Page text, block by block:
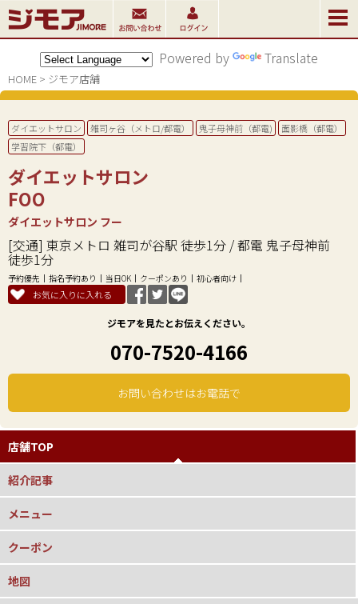
Powered by Translate
HOME > ジモア店舗
ダイエットサロン 雑司ヶ谷（メトロ/都電） 鬼子母神前（都電)
面影橋（都電）
学習院下（都電）
ダイエットサロン
FOO
ダイエットサロン フー
[交通] 東京メトロ 雑司が谷駅 徒歩1分 / 都電 鬼子母神前
徒歩1分
予約優先 指名予約あり 当日OK クーポンあり 初心者向け
お気に入りに入れる
ジモアを見たとお伝えください。
070-7520-4166
お問い合わせはお電話で
店舗TOP
紹介記事
メニュー
クーポン
地図